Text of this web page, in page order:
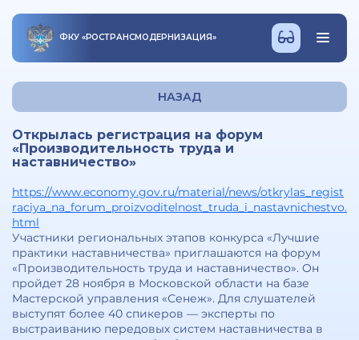
ФКУ «РОСТРАНСМОДЕРНИЗАЦИЯ»
НАЗАД
Открылась регистрация на форум
«Производительность труда и
наставничество»
https://www.economy.gov.ru/material/news/otkrylas_regist
raciya_na_forum_proizvoditelnost_truda_i_nastavnichestvo.
html
Участники региональных этапов конкурса «Лучшие
практики наставничества» приглашаются на форум
«Производительность труда и наставничество». Он
пройдет 28 ноября в Московской области на базе
Мастерской управления «Сенеж». Для слушателей
выступят более 40 спикеров — эксперты по
выстраиванию передовых систем наставничества в